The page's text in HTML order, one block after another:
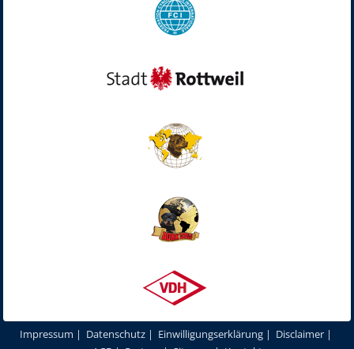
Impressum | Datenschutz | Einwilligungserklärung | Disclaimer |